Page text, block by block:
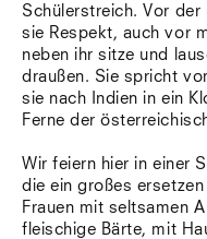
Schülerstreich. Vor der
sie Respekt, auch vor
neben ihr sitze und
draußen. Sie spricht
sie nach Indien in ein
Ferne der
Wir feiern hier in einer
die ein großes
Frauen mit seltsamen
fleischige Bärte, mit